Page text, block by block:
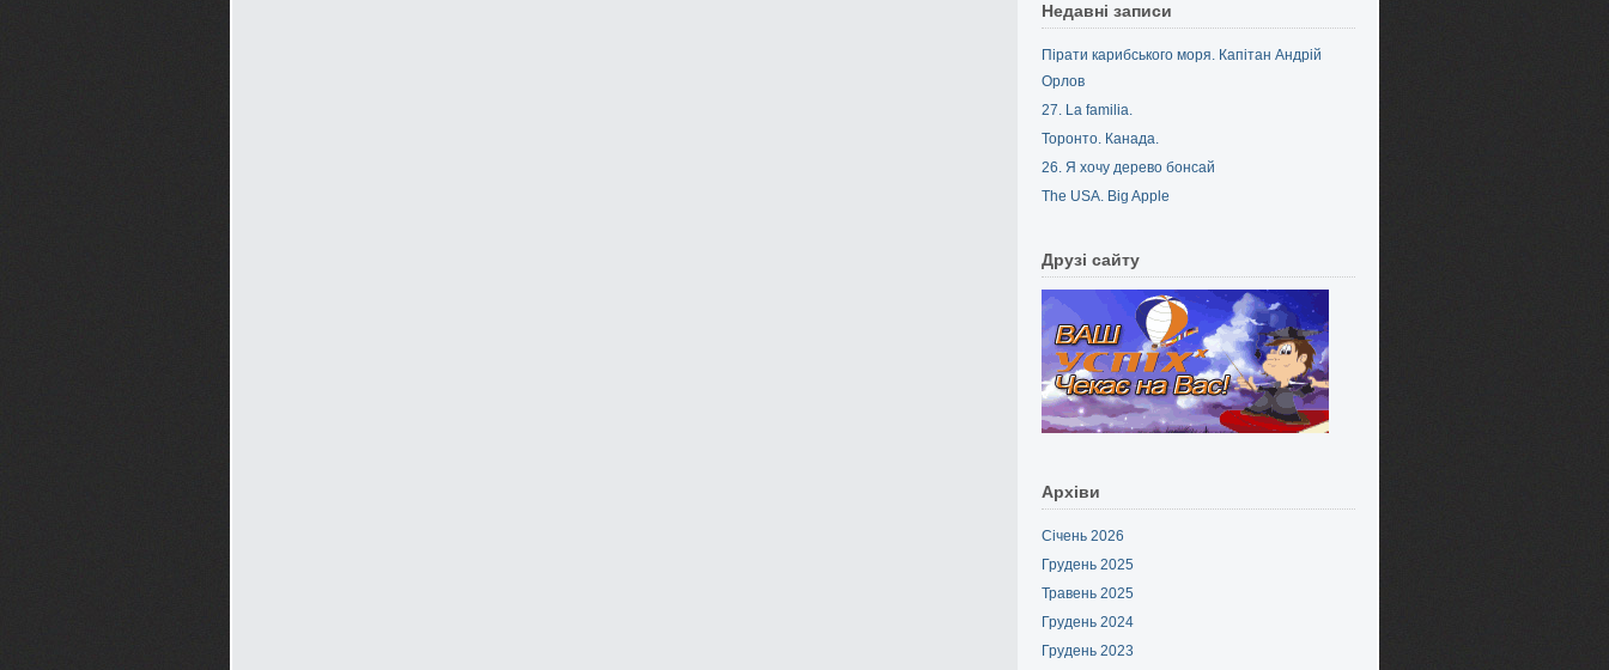
Недавні записи
Пірати карибського моря. Капітан Андрій
Орлов
27. La familia.
Торонто. Канада.
26. Я хочу дерево бонсай
The USA. Big Apple
Друзі сайту
Архіви
Січень 2026
Грудень 2025
Травень 2025
Грудень 2024
Грудень 2023